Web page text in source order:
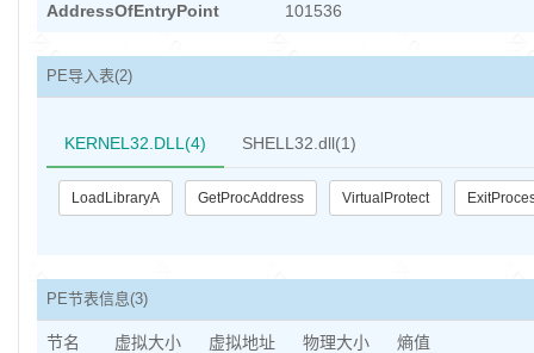
AddressOfEntryPoint 101536
PE导入表(2)
KERNEL32.DLL(4) SHELL32.dll(1)
LoadLibraryA GetProcAddress VirtualProtect
PE节表信息(3)
节名 虚拟大小 虚拟地址 物理大小 熵值